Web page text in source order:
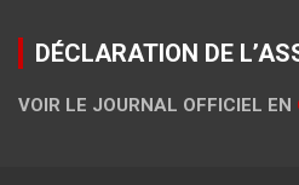
DÉCLARATION DE
VOIR LE JOURNAL OFFICIEL EN